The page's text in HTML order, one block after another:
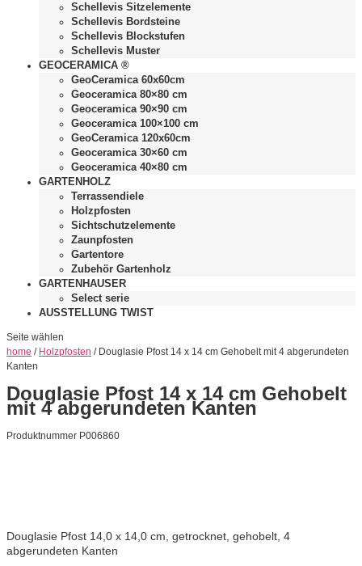
Schellevis Sitzelemente
Schellevis Bordsteine
Schellevis Blockstufen
Schellevis Muster
GEOCERAMICA ®
GeoCeramica 60x60cm
Geoceramica 80×80 cm
Geoceramica 90×90 cm
Geoceramica 100×100 cm
GeoCeramica 120x60cm
Geoceramica 30×60 cm
Geoceramica 40×80 cm
GARTENHOLZ
Terrassendiele
Holzpfosten
Sichtschutzelemente
Zaunpfosten
Gartentore
Zubehör Gartenholz
GARTENHAUSER
Select serie
AUSSTELLUNG TWIST
Seite wählen
home / Holzpfosten / Douglasie Pfost 14 x 14 cm Gehobelt mit 4 abgerundeten
Kanten
Douglasie Pfost 14 x 14 cm Gehobelt
mit 4 abgerundeten Kanten
Produktnummer P006860
Douglasie Pfost 14,0 x 14,0 cm, getrocknet, gehobelt, 4
abgerundeten Kanten